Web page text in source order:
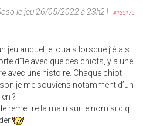
le jeu 26/05/2022 à 23h21 #125175
jeu auquel je jouais lorsque j’étais
d’île avec que des chiots, y a une
avec une histoire. Chaque chiot
je me souviens notamment d’un
?
remettre la main sur le nom si qlq